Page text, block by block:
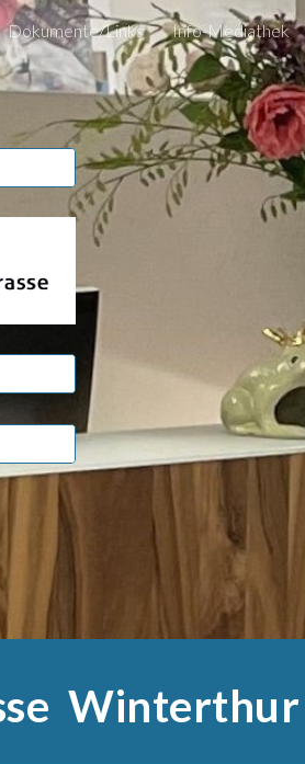
Skip to navigation
Dokumente/Links Info-Mediathek
Winterthur